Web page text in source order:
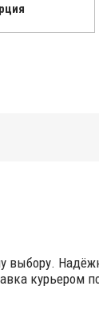
выбору.
курьером